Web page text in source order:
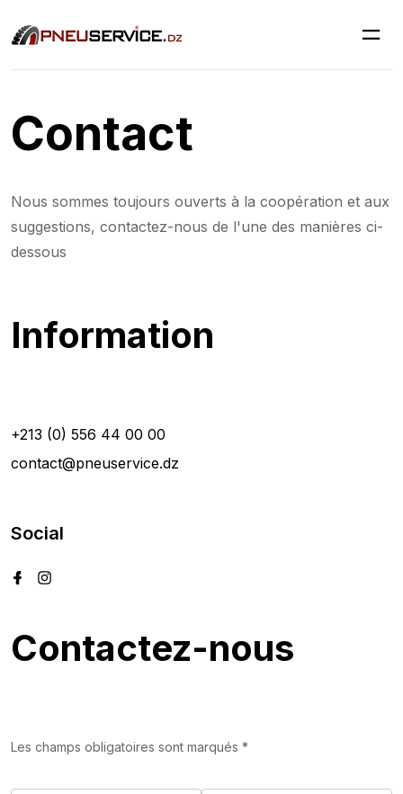
Contact
Nous sommes toujours ouverts à la coopération et aux
suggestions, contactez-nous de l'une des manières ci-
dessous
Information
+213 (0) 556 44 00 00
contact@pneuservice.dz
Social
Contactez-nous
Les champs obligatoires sont marqués *